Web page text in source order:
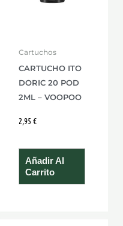
Cartuchos
CARTUCHO ITO
DORIC 20 POD
2ML – VOOPOO
2,95 €
Añadir Al
Carrito